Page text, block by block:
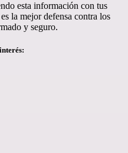
esta información con tus
la mejor defensa contra los
y seguro.